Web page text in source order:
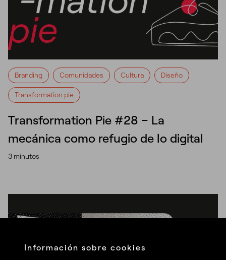
Branding Comunidades Cultura Diseño
Transformation pie
Transformation Pie #28 – La
mecánica como refugio de lo digital
3 minutos
Información sobre cookies